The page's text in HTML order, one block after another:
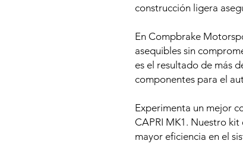
construcción ligera
En Compbrake
asequibles sin
es el resultado de más
componentes para el
Experimenta un mejor
CAPRI MK1. Nuestro
mayor eficiencia en el